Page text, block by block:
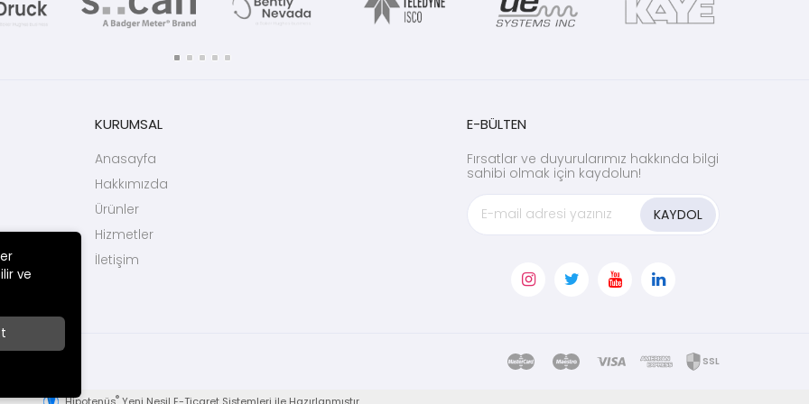
KURUMSAL
Anasayfa
Hakkımızda
Ürünler
Hizmetler
İletişim
E-BÜLTEN
Fırsatlar ve duyurularımız hakkında bilgi
sahibi olmak için kaydolun!
KAYDOL
Tic.
Hipotenüs®Yeni Nesil E-Ticaret Sistemleri ile Hazırlanmıştır.
ve